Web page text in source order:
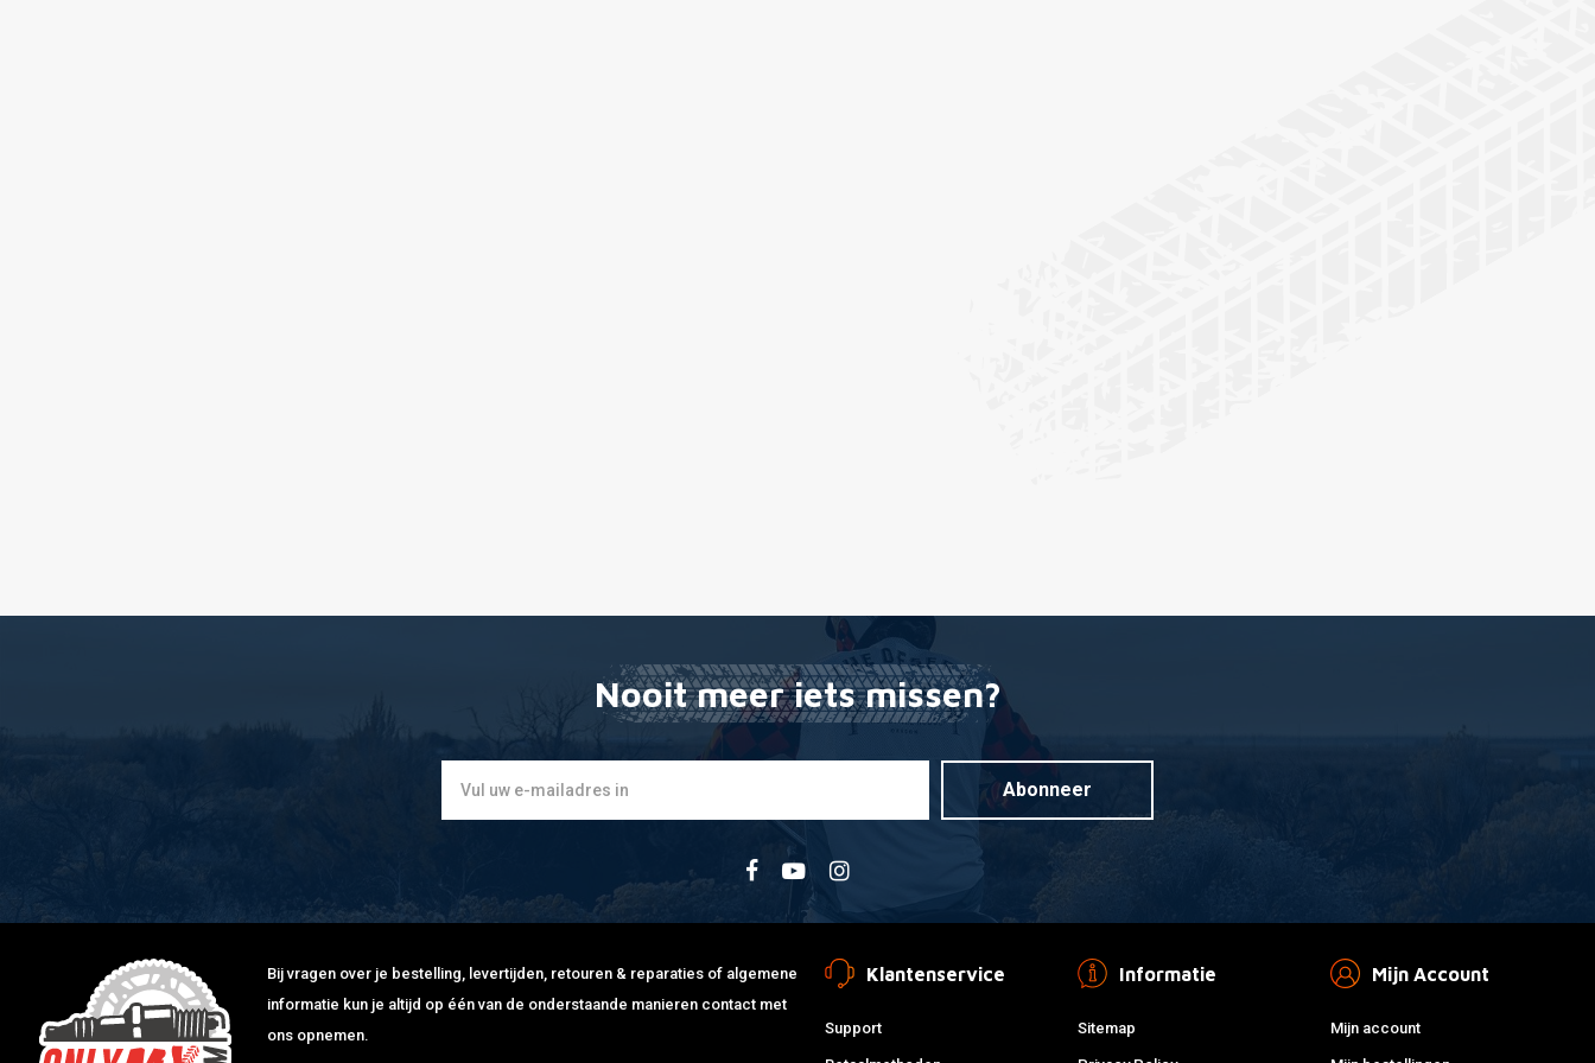
Nooit meer iets missen?
Abonneer
Bij vragen over je bestelling, levertijden, retouren & reparaties of algemene
informatie kun je altijd op één van de onderstaande manieren contact met
ons opnemen.
Klantenservice
Support
Informatie
Sitemap
Mijn Account
Mijn account